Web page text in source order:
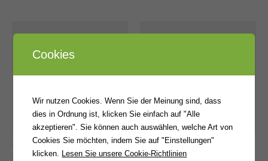
Cookies
Wir nutzen Cookies. Wenn Sie der Meinung sind, dass
dies in Ordnung ist, klicken Sie einfach auf "Alle
akzeptieren". Sie können auch auswählen, welche Art von
Cookies Sie möchten, indem Sie auf "Einstellungen"
klicken. Lesen Sie unsere Cookie-Richtlinien